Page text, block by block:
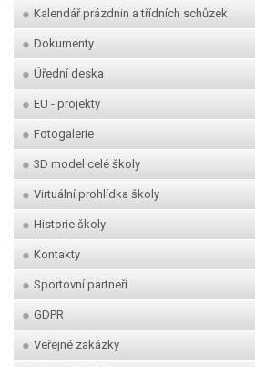
Kalendář prázdnin a třídních schůzek
Dokumenty
Úřední deska
EU - projekty
Fotogalerie
3D model celé školy
Virtuální prohlídka školy
Historie školy
Kontakty
Sportovní partneři
GDPR
Veřejné zakázky